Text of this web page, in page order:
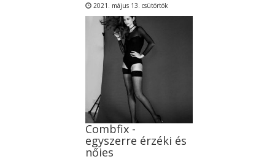
2021. május 13. csütörtök
Combfix -
egyszerre érzéki és
nőies